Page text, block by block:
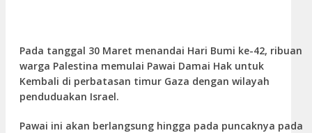
Pada tanggal 30 Maret menandai Hari Bumi ke-42, ribuan
warga Palestina memulai Pawai Damai Hak untuk
Kembali di perbatasan timur Gaza dengan wilayah
penduduakan Israel.
Pawai ini akan berlangsung hingga pada puncaknya pada